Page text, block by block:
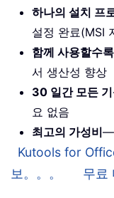
하나의 설치 프
설정 완료(MSI
함께 사용할수
서 생산성 향상
30 일간 모든
요 없음
최고의 가성비—
Kutools for
보。。。
무료